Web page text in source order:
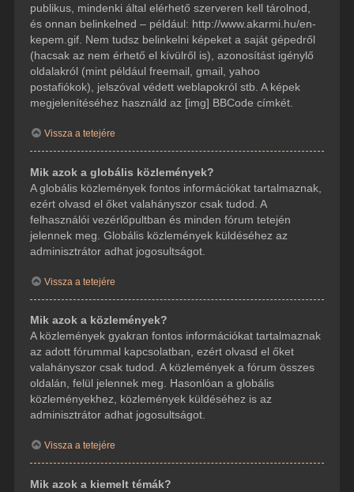
publikus, mindenki által elérhető szerveren kell tárolnod,
és onnan belinkelned – például: http://www.akarmi.hu/en-
kepem.gif. Nem tudsz belinkelni képeket a saját gépedről
(hacsak az nem érhető el kívülről is), azonosítást igénylő
oldalakról (mint például freemail, gmail, yahoo
postafiókok), jelszóval védett weblapokról stb. A képek
megjelenítéséhez használd az [img] BBCode címkét.
Vissza a tetejére
Mik azok a globális közlemények?
A globális közlemények fontos információkat tartalmaznak,
ezért olvasd el őket valahányszor csak tudod. A
felhasználói vezérlőpultban és minden fórum tetején
jelennek meg. Globális közlemények küldéséhez az
adminisztrátor adhat jogosultságot.
Vissza a tetejére
Mik azok a közlemények?
A közlemények gyakran fontos információkat tartalmaznak
az adott fórummal kapcsolatban, ezért olvasd el őket
valahányszor csak tudod. A közlemények a fórum összes
oldalán, felül jelennek meg. Hasonlóan a globális
közleményekhez, közlemények küldéséhez is az
adminisztrátor adhat jogosultságot.
Vissza a tetejére
Mik azok a kiemelt témák?